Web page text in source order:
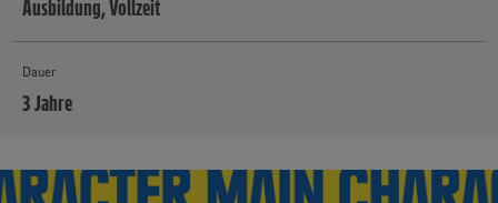
Ausbildung, Vollzeit
Dauer
3 Jahre